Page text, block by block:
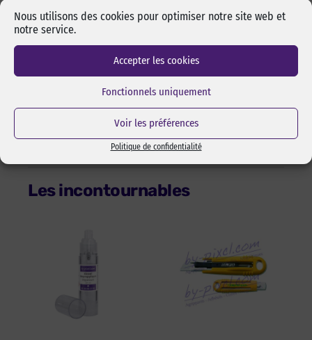
Nous utilisons des cookies pour optimiser notre site web et
notre service.
Accepter les cookies
Fonctionnels uniquement
Voir les préférences
Politique de confidentialité
Adhésion sur acier
39N/100 mm D-3330
Résistance à la traction
Allongement à la rupture
247%
D-3759
0,38 mm
Épaisseur totale
0,43 mm
D-3652
Épaisseur du protecteur (971L) 0,05 mm
D-3652
Résistance en température
Jusqu’à 50°C
Les incontournables